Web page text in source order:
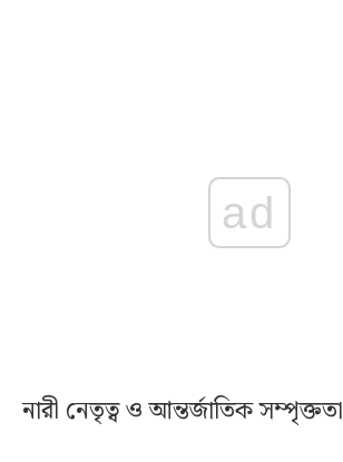
ad
নারী নেতৃত্ব ও আন্তর্জাতিক সম্পৃক্ততা